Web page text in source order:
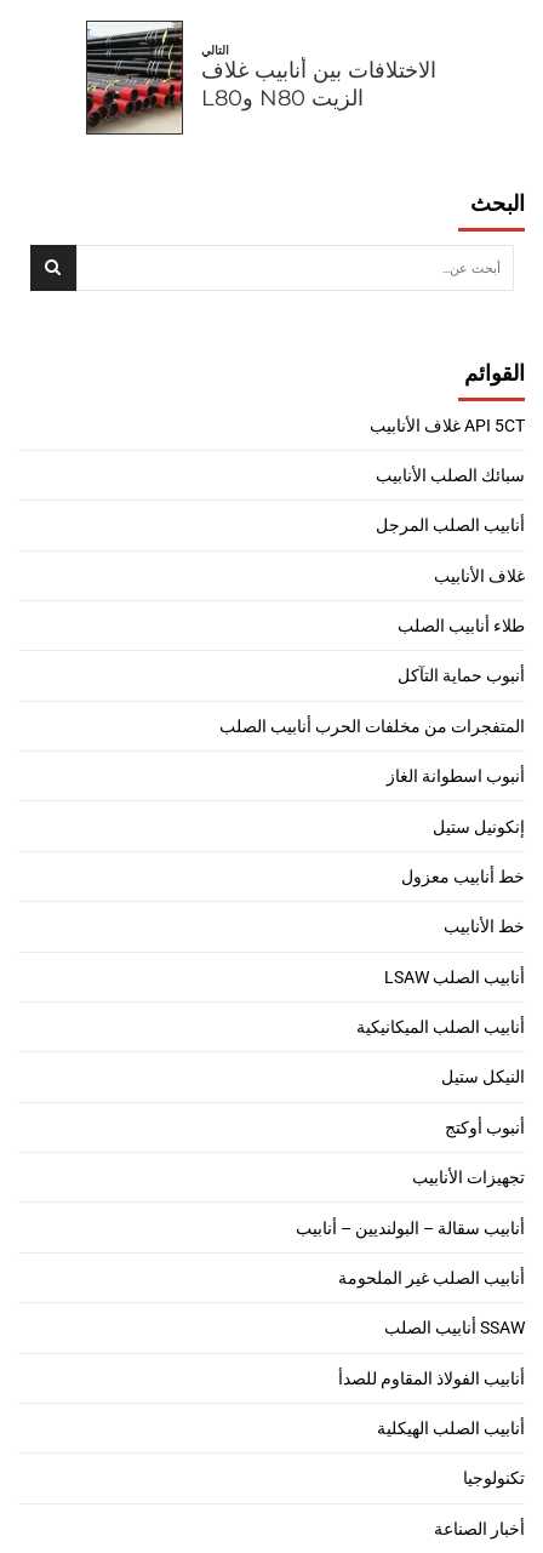
التالي
الاختلافات بين أنابيب غلاف
الزيت N80 وL80
البحث
القوائم
API 5CT غلاف الأنابيب
سبائك الصلب الأنابيب
أنابيب الصلب المرجل
غلاف الأنابيب
طلاء أنابيب الصلب
أنبوب حماية التآكل
المتفجرات من مخلفات الحرب أنابيب الصلب
أنبوب اسطوانة الغاز
إنكونيل ستيل
خط أنابيب معزول
خط الأنابيب
أنابيب الصلب LSAW
أنابيب الصلب الميكانيكية
النيكل ستيل
أنبوب أوكتج
تجهيزات الأنابيب
أنابيب سقالة – البولنديين – أنابيب
أنابيب الصلب غير الملحومة
SSAW أنابيب الصلب
أنابيب الفولاذ المقاوم للصدأ
أنابيب الصلب الهيكلية
تكنولوجيا
أخبار الصناعة